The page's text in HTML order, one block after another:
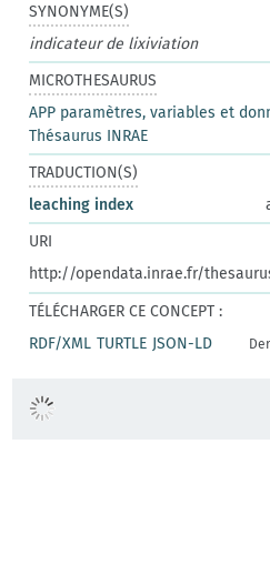
SYNONYME(S)
indicateur de lixiviation
MICROTHESAURUS
APP paramètres, variables et
Thésaurus INRAE
TRADUCTION(S)
leaching index
URI
http://opendata.inrae.fr/
TÉLÉCHARGER CE CONCEPT :
RDF/XML TURTLE JSON-LD